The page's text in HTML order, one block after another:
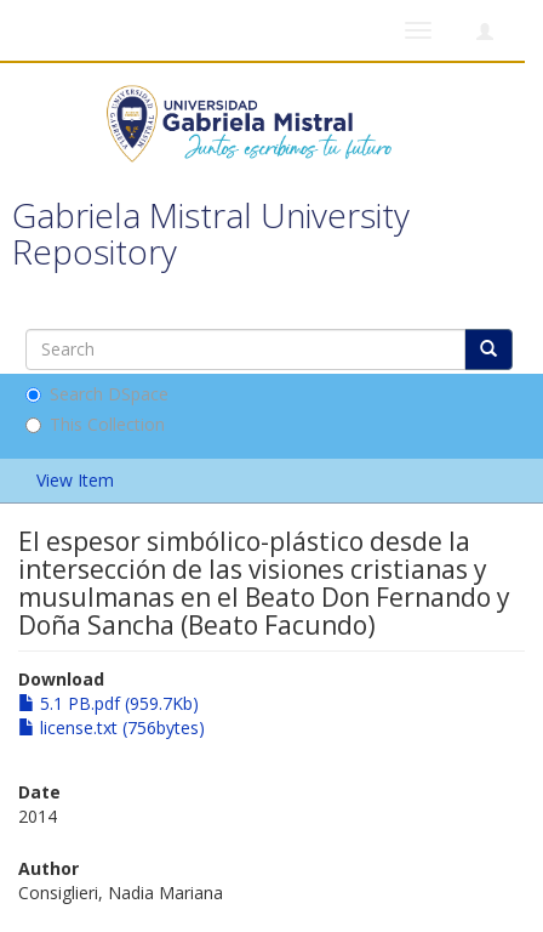
Gabriela Mistral University
Repository
Search DSpace
This Collection
View Item
El espesor simbólico-plástico desde la
intersección de las visiones cristianas y
musulmanas en el Beato Don Fernando y
Doña Sancha (Beato Facundo)
Download
5.1 PB.pdf (959.7Kb)
license.txt (756bytes)
Date
2014
Author
Consiglieri, Nadia Mariana